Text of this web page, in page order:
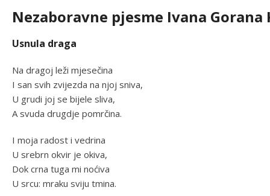
Nezaboravne pjesme Ivana Gorana
Usnula draga
Na dragoj leži mjesečina
I san svih zvijezda na njoj sniva,
U grudi joj se bijele sliva,
A svuda drugdje pomrčina.
I moja radost i vedrina
U srebrn okvir je okiva,
Dok crna tuga mi noćiva
U srcu: mraku sviju tmina.